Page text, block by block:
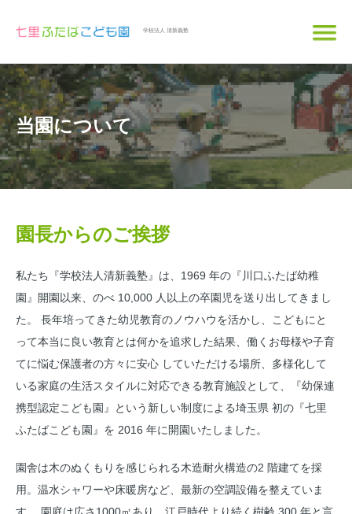
学校法人 清新義塾
当園について
園長からのご挨拶
私たち『学校法人清新義塾』は、1969 年の『川口ふたば幼稚
園』開園以来、のべ 10,000 人以上の卒園児を送り出してきまし
た。 長年培ってきた幼児教育のノウハウを活かし、こどもにと
って本当に良い教育とは何かを追求した結果、働くお母様や子育
てに悩む保護者の方々に安心 していただける場所、多様化して
いる家庭の生活スタイルに対応できる教育施設として、『幼保連
携型認定こども園』という新しい制度による埼玉県 初の『七里
ふたばこども園』を 2016 年に開園いたしました。
園舎は木のぬくもりを感じられる木造耐火構造の2 階建てを採
用。温水シャワーや床暖房など、最新の空調設備を整えていま